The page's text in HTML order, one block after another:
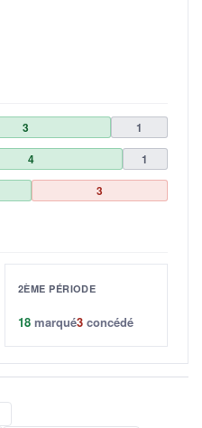
3
1
4
1
3
2ÈME PÉRIODE
18 marqué3 concédé